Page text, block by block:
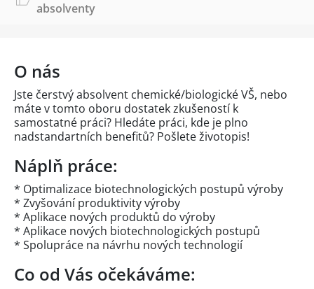
absolventy
O nás
Jste čerstvý absolvent chemické/biologické VŠ, nebo
máte v tomto oboru dostatek zkušeností k
samostatné práci? Hledáte práci, kde je plno
nadstandartních benefitů? Pošlete životopis!
Náplň práce:
* Optimalizace biotechnologických postupů výroby
* Zvyšování produktivity výroby
* Aplikace nových produktů do výroby
* Aplikace nových biotechnologických postupů
* Spolupráce na návrhu nových technologií
Co od Vás očekáváme: